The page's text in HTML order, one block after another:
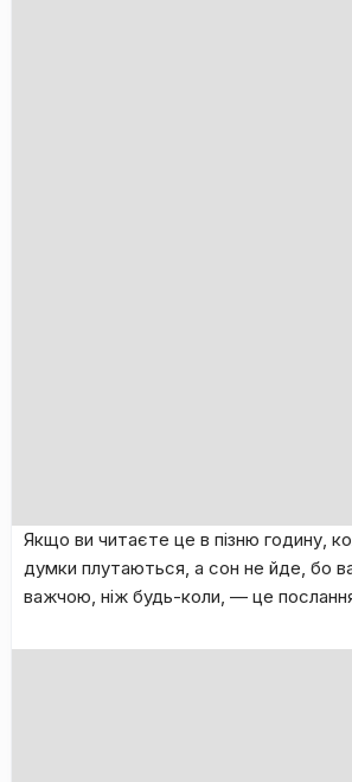
​Якщо ви читаєте це в пізню годину,
думки плутаються, а сон не йде, бо
важчою, ніж будь-коли, — це